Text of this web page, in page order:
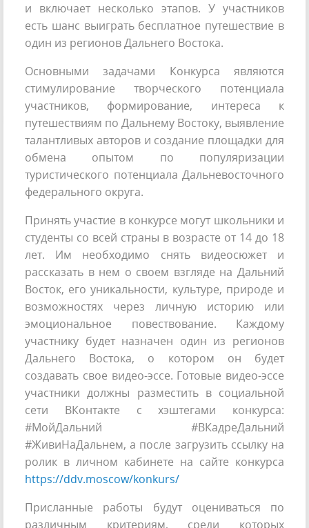
и включает несколько этапов. У участников
есть шанс выиграть бесплатное путешествие в
один из регионов Дальнего Востока.
Основными задачами Конкурса являются
стимулирование творческого потенциала
участников, формирование, интереса к
путешествиям по Дальнему Востоку, выявление
талантливых авторов и создание площадки для
обмена опытом по популяризации
туристического потенциала Дальневосточного
федерального округа.
Принять участие в конкурсе могут школьники и
студенты со всей страны в возрасте от 14 до 18
лет. Им необходимо снять видеосюжет и
рассказать в нем о своем взгляде на Дальний
Восток, его уникальности, культуре, природе и
возможностях через личную историю или
эмоциональное повествование. Каждому
участнику будет назначен один из регионов
Дальнего Востока, о котором он будет
создавать свое видео-эссе. Готовые видео-эссе
участники должны разместить в социальной
сети ВКонтакте с хэштегами конкурса:
#МойДальний #ВКадреДальний
#ЖивиНаДальнем, а после загрузить ссылку на
ролик в личном кабинете на сайте конкурса
https://ddv.moscow/konkurs/
Присланные работы будут оцениваться по
различным критериям, среди которых